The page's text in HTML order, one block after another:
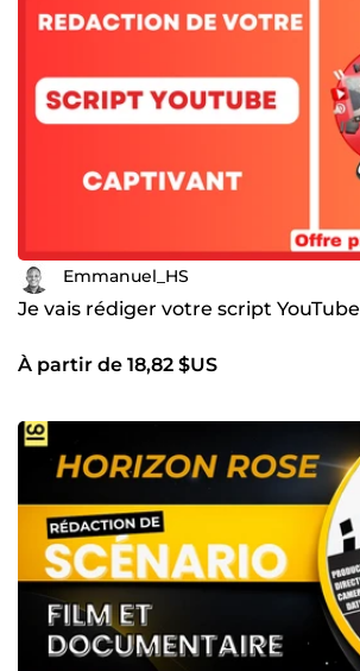
Emmanuel_HS
Je vais rédiger votre script
À partir de 18,82 $US